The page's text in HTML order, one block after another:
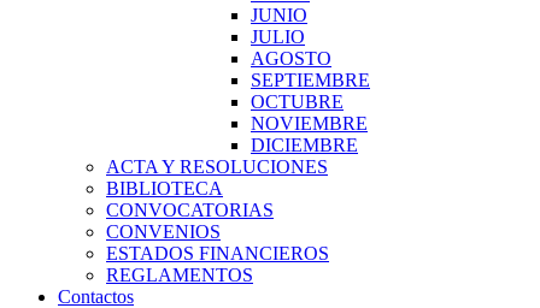
JUNIO
JULIO
AGOSTO
SEPTIEMBRE
OCTUBRE
NOVIEMBRE
DICIEMBRE
ACTA Y RESOLUCIONES
BIBLIOTECA
CONVOCATORIAS
CONVENIOS
ESTADOS FINANCIEROS
REGLAMENTOS
Contactos